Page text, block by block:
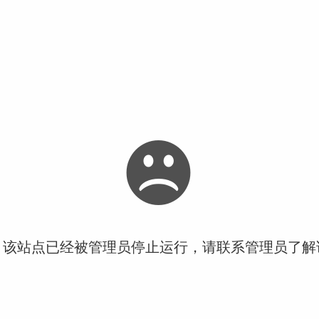
站点已经被管理员停止运行，请联系管理员了